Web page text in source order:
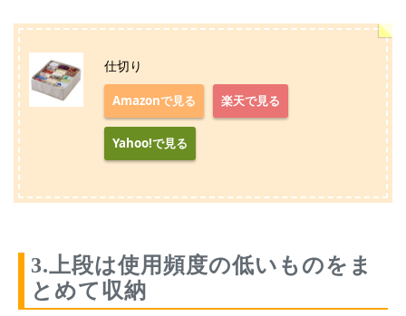
仕切り
Amazonで見る 楽天で見る
Yahoo!で見る
3.上段は使用頻度の低いものをま
とめて収納